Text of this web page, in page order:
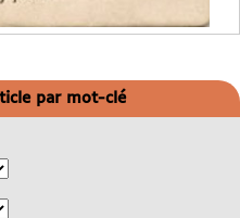
par mot-clé